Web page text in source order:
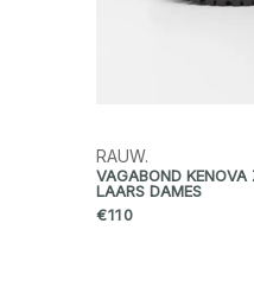
RAUW.
VAGABOND KENOVA
LAARS DAMES
€110